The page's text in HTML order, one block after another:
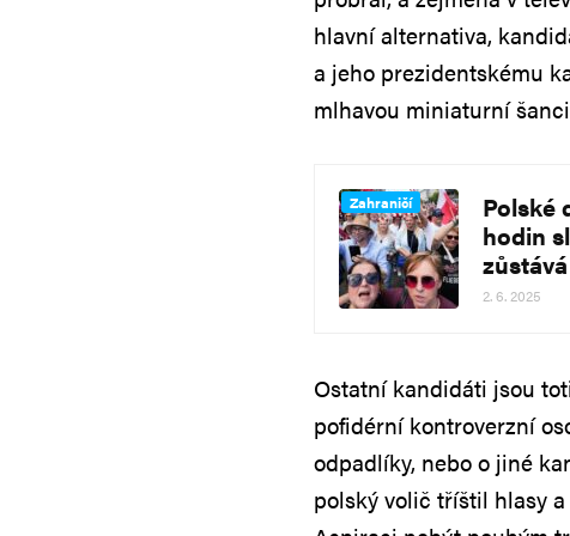
hlavní alternativa,
a jeho prezidentskému
mlhavou miniaturní
Zahraničí
Polské
hodin
2. 6. 2025
Ostatní kandidáti jsou
pofidérní kontroverzní
odpadlíky, nebo o jiné
polský volič tříštil hlasy